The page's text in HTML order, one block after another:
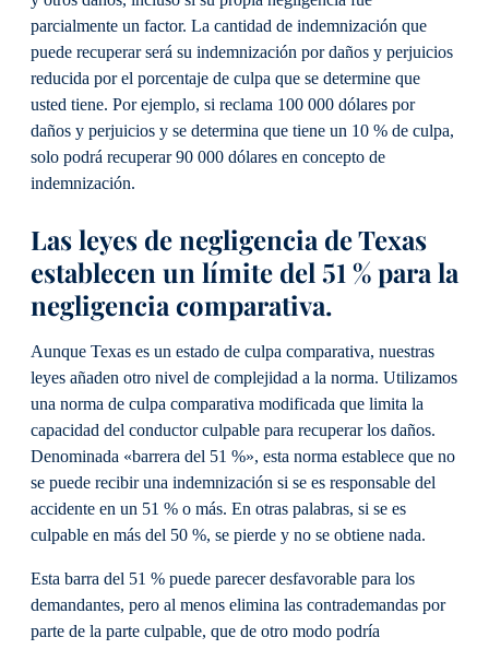
parcialmente un factor. La cantidad de indemnización que
puede recuperar será su indemnización por daños y perjuicios
reducida por el porcentaje de culpa que se determine que
usted tiene. Por ejemplo, si reclama 100 000 dólares por
daños y perjuicios y se determina que tiene un 10 % de culpa,
solo podrá recuperar 90 000 dólares en concepto de
indemnización.
Las leyes de negligencia de Texas
establecen un límite del 51 % para la
negligencia comparativa.
Aunque Texas es un estado de culpa comparativa, nuestras
leyes añaden otro nivel de complejidad a la norma. Utilizamos
una norma de culpa comparativa modificada que limita la
capacidad del conductor culpable para recuperar los daños.
Denominada «barrera del 51 %», esta norma establece que no
se puede recibir una indemnización si se es responsable del
accidente en un 51 % o más. En otras palabras, si se es
culpable en más del 50 %, se pierde y no se obtiene nada.
Esta barra del 51 % puede parecer desfavorable para los
demandantes, pero al menos elimina las contrademandas por
parte de la parte culpable, que de otro modo podría